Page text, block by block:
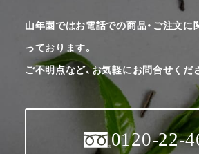
山年園ではお電話での商品・ご注文に
っております。
ご不明点など、お気軽にお問合せくだ
0120-22-